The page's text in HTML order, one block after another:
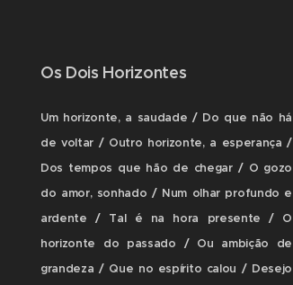
Os Dois Horizontes
Um horizonte, a saudade / Do que não há
de voltar / Outro horizonte, a esperança /
Dos tempos que hão de chegar / O gozo
do amor, sonhado / Num olhar profundo e
ardente / Tal é na hora presente / O
horizonte do passado / Ou ambição de
grandeza / Que no espírito calou / Desejo